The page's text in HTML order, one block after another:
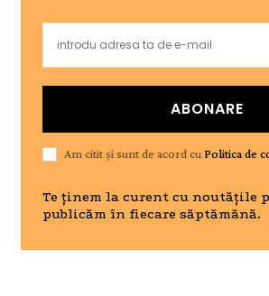
ABONARE
Am citit și sunt de acord cuPolitica de
Te ținem la curent cu noutățile
publicăm în fiecare săptămână.